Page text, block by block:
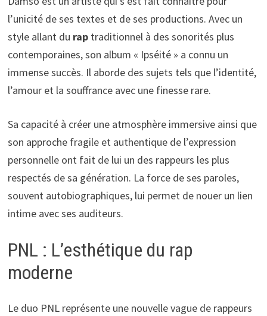
l’unicité de ses textes et de ses productions. Avec un
style allant du raptraditionnel à des sonorités plus
contemporaines, son album « Ipséité » a connu un
immense succès. Il aborde des sujets tels que l’identité,
l’amour et la souffrance avec une finesse rare.
Sa capacité à créer une atmosphère immersive ainsi que
son approche fragile et authentique de l’expression
personnelle ont fait de lui un des rappeurs les plus
respectés de sa génération. La force de ses paroles,
souvent autobiographiques, lui permet de nouer un lien
intime avec ses auditeurs.
PNL : L’esthétique du rap
moderne
Le duo PNL représente une nouvelle vague de rappeurs